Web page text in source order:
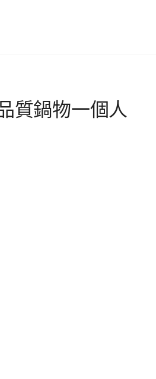
質鍋物一個人